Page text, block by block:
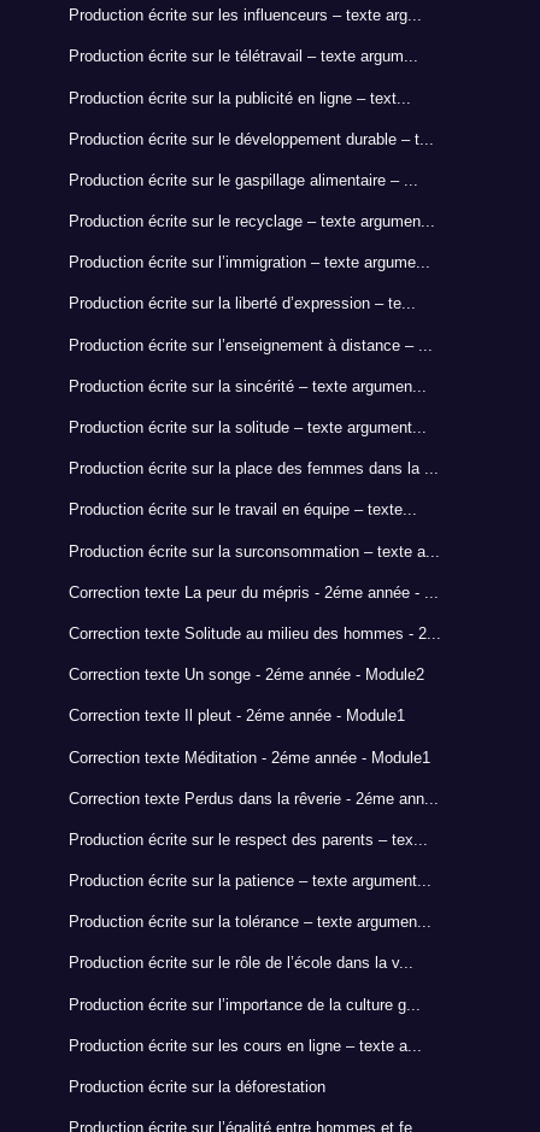
Production écrite sur les influenceurs – texte arg...
Production écrite sur le télétravail – texte argum...
Production écrite sur la publicité en ligne – text...
Production écrite sur le développement durable – t...
Production écrite sur le gaspillage alimentaire – ...
Production écrite sur le recyclage – texte argumen...
Production écrite sur l’immigration – texte argume...
Production écrite sur la liberté d’expression – te...
Production écrite sur l’enseignement à distance – ...
Production écrite sur la sincérité – texte argumen...
Production écrite sur la solitude – texte argument...
Production écrite sur la place des femmes dans la ...
Production écrite sur le travail en équipe – texte...
Production écrite sur la surconsommation – texte a...
Correction texte La peur du mépris - 2éme année - ...
Correction texte Solitude au milieu des hommes - 2...
Correction texte Un songe - 2éme année - Module2
Correction texte Il pleut - 2éme année - Module1
Correction texte Méditation - 2éme année - Module1
Correction texte Perdus dans la rêverie - 2éme ann...
Production écrite sur le respect des parents – tex...
Production écrite sur la patience – texte argument...
Production écrite sur la tolérance – texte argumen...
Production écrite sur le rôle de l’école dans la v...
Production écrite sur l’importance de la culture g...
Production écrite sur les cours en ligne – texte a...
Production écrite sur la déforestation
Production écrite sur l’égalité entre hommes et fe...